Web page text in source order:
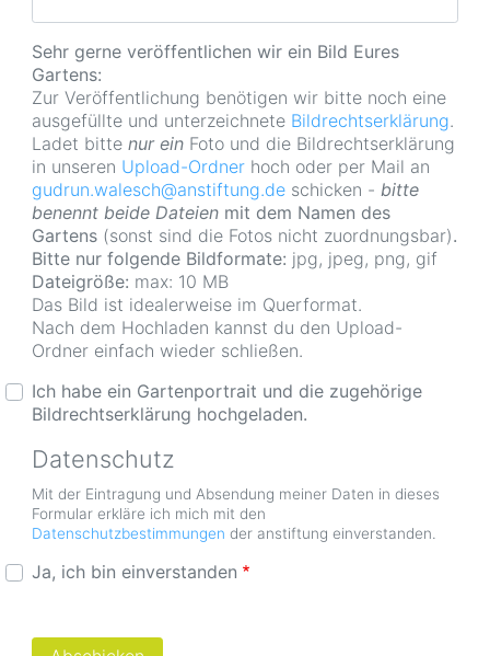
Sehr gerne veröffentlichen wir ein Bild Eures
Gartens:
Zur Veröffentlichung benötigen wir bitte noch eine
ausgefüllte und unterzeichnete Bildrechtserklärung.
Ladet bitte nur ein Foto und die Bildrechtserklärung
in unseren Upload-Ordner hoch oder per Mail an
gudrun.walesch@anstiftung.de schicken - bitte
benennt beide Dateien mit dem Namen des
Gartens (sonst sind die Fotos nicht zuordnungsbar).
Bitte nur folgende Bildformate: jpg, jpeg, png, gif
Dateigröße: max: 10 MB
Das Bild ist idealerweise im Querformat.
Nach dem Hochladen kannst du den Upload-
Ordner einfach wieder schließen.
Ich habe ein Gartenportrait und die zugehörige
Bildrechtserklärung hochgeladen.
Datenschutz
Mit der Eintragung und Absendung meiner Daten in dieses
Formular erkläre ich mich mit den
Datenschutzbestimmungen der anstiftung einverstanden.
Ja, ich bin einverstanden